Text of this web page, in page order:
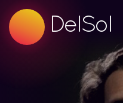
DelSol
99.5 FM